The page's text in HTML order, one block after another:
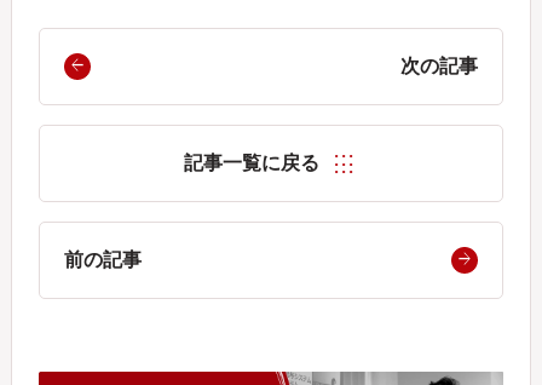
次の記事
記事一覧に戻る
前の記事